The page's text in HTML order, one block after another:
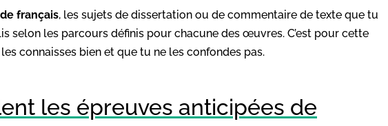
français, les sujets de dissertation ou de commentaire de texte que tu
selon les parcours définis pour chacune des œuvres. C’est pour cette
connaisses bien et que tu ne les confondes pas.
les épreuves anticipées de